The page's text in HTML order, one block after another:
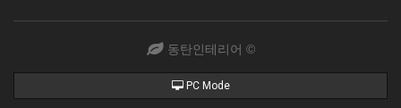
동탄인테리어 ©
PC Mode